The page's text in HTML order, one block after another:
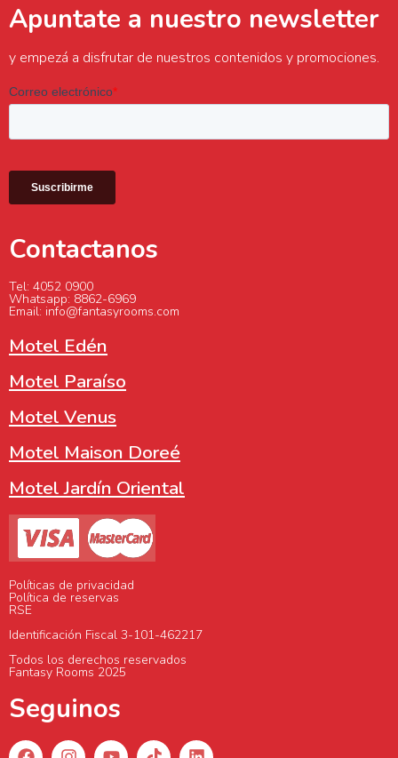
Apuntate a nuestro newsletter
y empezá a disfrutar de nuestros contenidos y promociones.
Contactanos
Tel: 4052 0900
Whatsapp: 8862-6969
Email: info@fantasyrooms.com
Motel Edén
Motel Paraíso
Motel Venus
Motel Maison Doreé
Motel Jardín Oriental
Políticas de privacidad
Política de reservas
RSE
Identificación Fiscal 3-101-462217
Todos los derechos reservados
Fantasy Rooms 2025
Seguinos